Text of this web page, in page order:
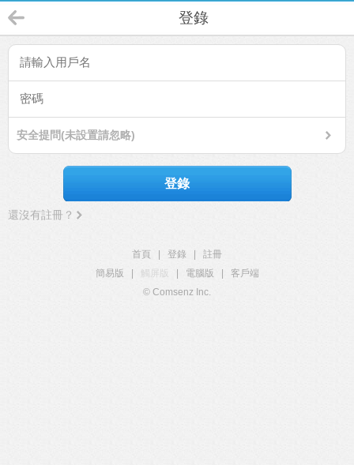
登錄
安全提問(未設置請忽略)
登錄
還沒有註冊？
首頁 登錄
註冊
簡易版
觸屏版 電腦版
客戶端
© Comsenz Inc.